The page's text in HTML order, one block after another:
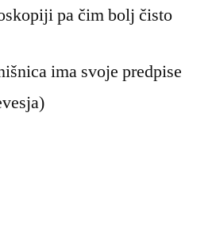
pa čim bolj čisto
ima svoje predpise